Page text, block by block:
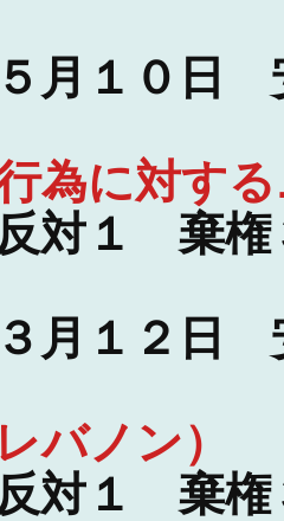
５月１０日
為に対す
対１ 棄権
３月１２日
バノン）
対１ 棄権